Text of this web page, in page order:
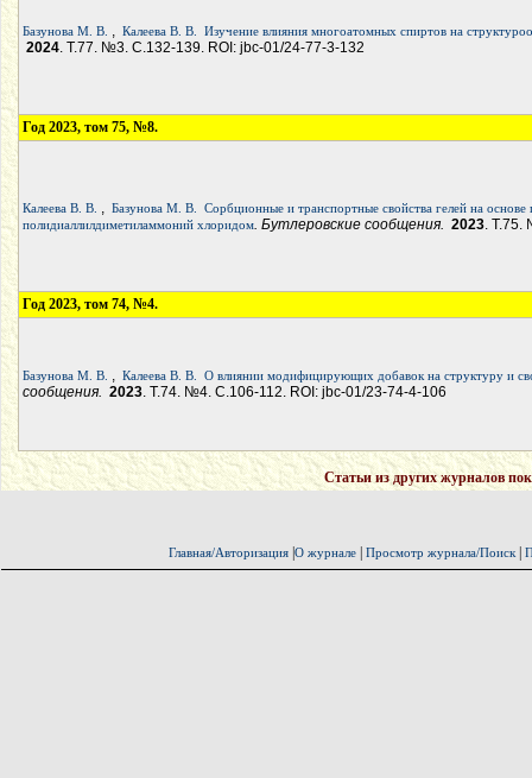
Базунова М. В. , Калеева В. В. Изучение влияния многоатомных спиртов на
2024. Т.77. №3. С.132-139. ROI: jbc-01/24-77-3-132
Год 2023, том 75, №8.
Калеева В. В. , Базунова М. В.
Сорбционные и транспортные свойства гелей на
полидиаллилдиметиламмоний хлоридом. Бутлеровские сообщения. 2023. Т.75.
Год 2023, том 74, №4.
Базунова М. В. , Калеева В. В. О влиянии модифицирующих добавок на структуру и
сообщения. 2023. Т.74. №4. С.106-112. ROI: jbc-01/23-74-4-106
Статьи из других журналов
Главная/Авторизация| О журнале| Просмотр журнала/Поиск|